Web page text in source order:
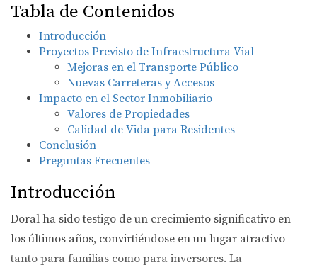
Tabla de Contenidos
Introducción
Proyectos Previsto de Infraestructura Vial
Mejoras en el Transporte Público
Nuevas Carreteras y Accesos
Impacto en el Sector Inmobiliario
Valores de Propiedades
Calidad de Vida para Residentes
Conclusión
Preguntas Frecuentes
Introducción
Doral ha sido testigo de un crecimiento significativo en
los últimos años, convirtiéndose en un lugar atractivo
tanto para familias como para inversores. La